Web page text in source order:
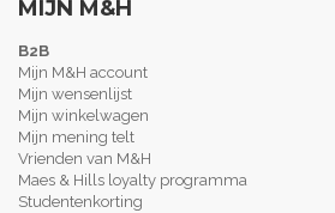
MIJN M&H
B2B
Mijn M&H account
Mijn wensenlijst
Mijn winkelwagen
Mijn mening telt
Vrienden van M&H
Maes & Hills loyalty programma
Studentenkorting